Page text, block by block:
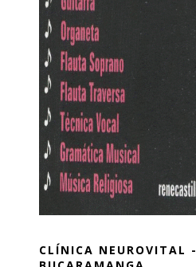
CLÍNICA NEUROVITAL -